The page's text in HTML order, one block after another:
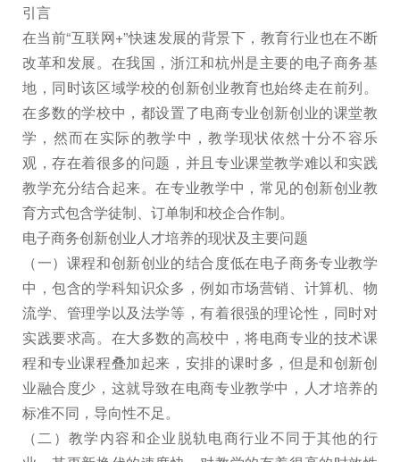
引言
在当前“互联网+”快速发展的背景下，教育行业也在不断
改革和发展。在我国，浙江和杭州是主要的电子商务基
地，同时该区域学校的创新创业教育也始终走在前列。
在多数的学校中，都设置了电商专业创新创业的课堂教
学，然而在实际的教学中，教学现状依然十分不容乐
观，存在着很多的问题，并且专业课堂教学难以和实践
教学充分结合起来。在专业教学中，常见的创新创业教
育方式包含学徒制、订单制和校企合作制。
电子商务创新创业人才培养的现状及主要问题
（一）课程和创新创业的结合度低在电子商务专业教学
中，包含的学科知识众多，例如市场营销、计算机、物
流学、管理学以及法学等，有着很强的理论性，同时对
实践要求高。在大多数的高校中，将电商专业的技术课
程和专业课程叠加起来，安排的课时多，但是和创新创
业融合度少，这就导致在电商专业教学中，人才培养的
标准不同，导向性不足。
（二）教学内容和企业脱轨电商行业不同于其他的行